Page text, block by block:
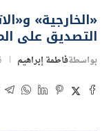
«الخارجية»
التصديق على
بواسطةفاطمة إبراهيم 26